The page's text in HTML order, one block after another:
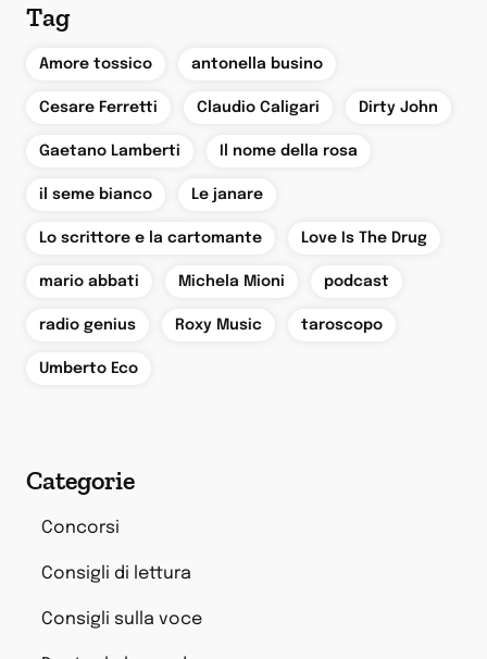
Tag
Amore tossico antonella busino
Cesare Ferretti Claudio Caligari Dirty John
Gaetano Lamberti Il nome della rosa
il seme bianco Le janare
Lo scrittore e la cartomante Love Is The Drug
mario abbati Michela Mioni podcast
radio genius Roxy Music taroscopo
Umberto Eco
Categorie
Concorsi
Consigli di lettura
Consigli sulla voce